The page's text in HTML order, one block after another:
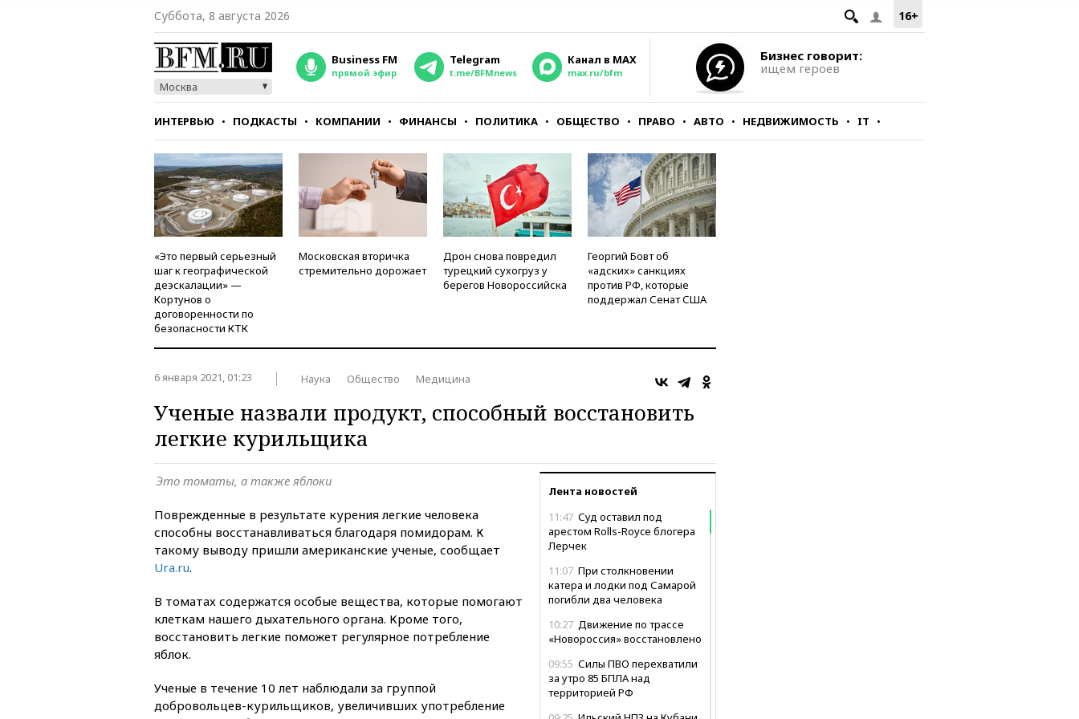
16+
Суббота, 8 августа 2026
Москва
Business FM
прямой эфир
Telegram
t.me/BFMnews
Канал в MAX
max.ru/bfm
Бизнес говорит:
ищем героев
ИНТЕРВЬЮ ПОДКАСТЫ КОМПАНИИ ФИНАНСЫ ПОЛИТИКА ОБЩЕСТВО ПРАВО АВТО НЕДВИЖИМОСТЬ IT
СТИЛЬ ТЕСТЫ
«Это первый серьезный
шаг к географической
деэскалации» —
Кортунов о
договоренности по
безопасности КТК
Московская вторичка
стремительно дорожает
Дрон снова повредил
турецкий сухогруз у
берегов Новороссийска
Георгий Бовт об
«адских» санкциях
против РФ, которые
поддержал Сенат США
6 января 2021, 01:23 Наука Общество Медицина
Ученые назвали продукт, способный восстановить
легкие курильщика
Лента новостей
11:47 Суд оставил под
арестом Rolls-Royce блогера
Лерчек
11:07 При столкновении
катера и лодки под Самарой
погибли два человека
10:27 Движение по трассе
«Новороссия» восстановлено
09:55 Силы ПВО перехватили
за утро 85 БПЛА над
территорией РФ
Это томаты, а также яблоки
Поврежденные в результате курения легкие человека
способны восстанавливаться благодаря помидорам. К
такому выводу пришли американские ученые, сообщает
Ura.ru.
В томатах содержатся особые вещества, которые помогают
клеткам нашего дыхательного органа. Кроме того,
восстановить легкие поможет регулярное потребление
яблок.
Ученые в течение 10 лет наблюдали за группой
добровольцев-курильщиков, увеличивших употребление